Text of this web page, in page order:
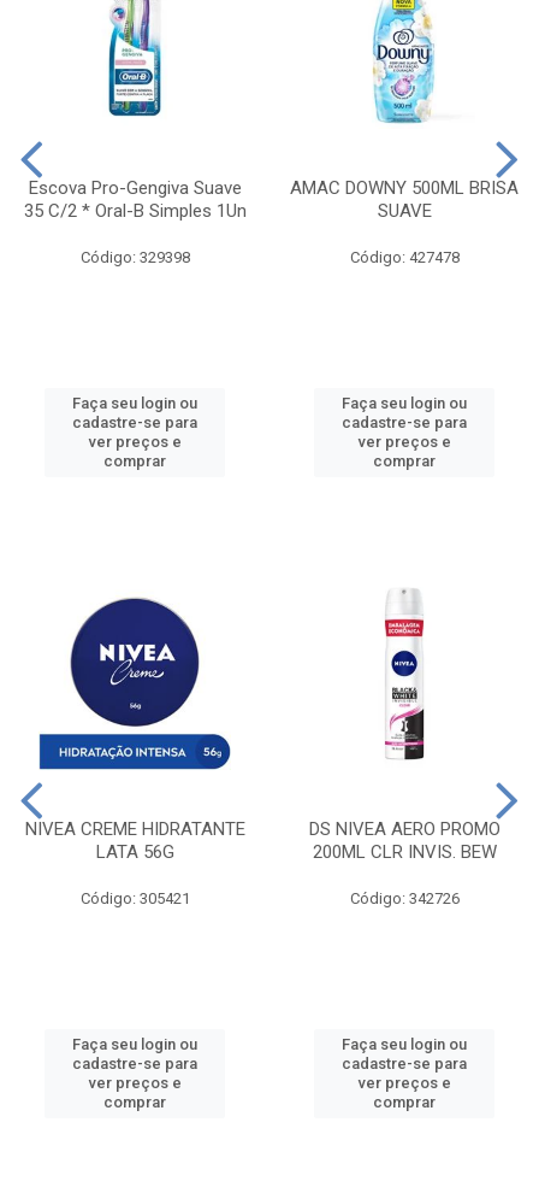
Escova Pro-Gengiva Suave
35 C/2 * Oral-B Simples 1Un
Código: 329398
Faça seu login ou
cadastre-se para
ver preços e
comprar
AMAC DOWNY 500ML BRISA
SUAVE
Código: 427478
Faça seu login ou
cadastre-se para
ver preços e
comprar
NIVEA CREME HIDRATANTE
LATA 56G
Código: 305421
Faça seu login ou
cadastre-se para
ver preços e
comprar
DS NIVEA AERO PROMO
200ML CLR INVIS. BEW
Código: 342726
Faça seu login ou
cadastre-se para
ver preços e
comprar